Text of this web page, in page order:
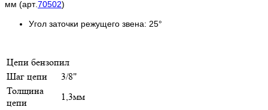
мм (арт.70502)
Угол заточки режущего звена: 25°
Цепи бензопил
Шаг цепи
3/8"
Толщина
цепи
1,3мм